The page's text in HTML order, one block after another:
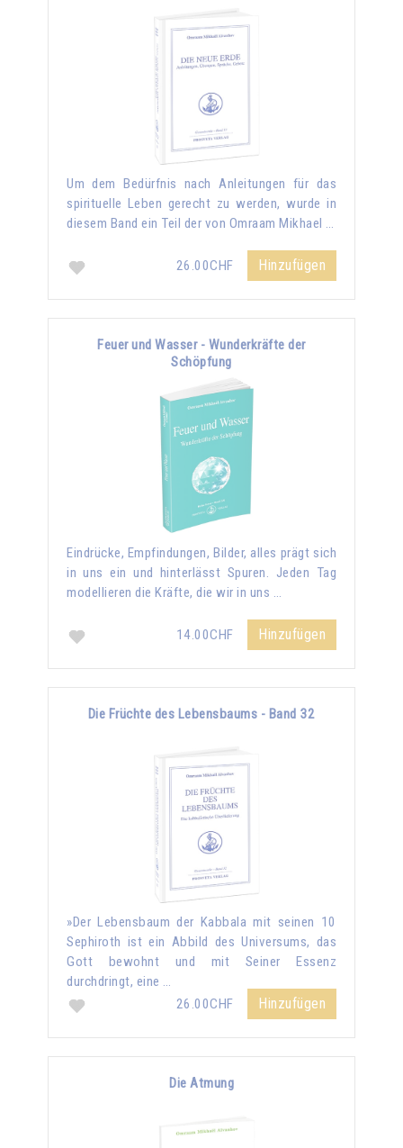
Um dem Bedürfnis nach Anleitungen für das
spirituelle Leben gerecht zu werden, wurde in
diesem Band ein Teil der von Omraam Mikhael …
26.00CHF Hinzufügen
Feuer und Wasser - Wunderkräfte der
Schöpfung
Eindrücke, Empfindungen, Bilder, alles prägt sich
in uns ein und hinterlässt Spuren. Jeden Tag
modellieren die Kräfte, die wir in uns …
14.00CHF Hinzufügen
Die Früchte des Lebensbaums - Band 32
»Der Lebensbaum der Kabbala mit seinen 10
Sephiroth ist ein Abbild des Universums, das
Gott bewohnt und mit Seiner Essenz
durchdringt, eine …
26.00CHF
Hinzufügen
Die Atmung